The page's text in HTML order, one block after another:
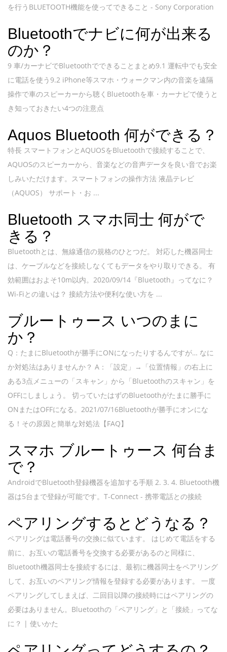
を行うBLUETOOTH機能を使ってできること - Sony Corporation
Bluetoothでナビに何が出来る
のか？
9 車/カーナビでBluetoothでできることまとめ9.1 運転中でも安全
に電話を使う9.2 iPhone等スマホ・ウォークマン内の音楽を遠隔
操作で車のスピーカーから聴くBluetoothを車・カーナビで使うと
き知っておきたい4つの注意点
Aquos Bluetooth 何ができる？
特長 スマートフォンとAQUOSをBluetoothで接続することで、
AQUOSのスピーカーから、音楽などの音声データを良い音でお楽
しみいただけます。スマートフォンの操作方法 液晶テレビ
（AQUOS） サポート・お ...
Bluetooth スマホ同士 何がで
きる？
Bluetoothとは、無線通信の規格のひとつだ。 対応した機器同士
は、ケーブルなどを接続しなくてもデータをやり取りできる。 有
効範囲はおよそ10m以内。2020/09/14『Bluetooth』ってなに？
Wi-Fiとの違いは？ 接続方法や便利な使い方を ...
ブルートゥース いつのまに
か？
Q：たまにBluetoothが勝手にONになったりするんですが… なに
か対処法はありませんか？ A：「設定」→「位置情報」の右上に
ある3点メニューの「スキャン」から「Bluetoothのスキャン」を
OFFにしましょう。 切っていたはずのBluetoothがたまに勝手に
ONまたはOFFになる。2021/07/16Bluetoothが勝手にオンにな
る！その原因と簡単な対処法【FAQ】
スマホ ブルートゥース 何台ま
で？
AndroidでBluetooth登録機器を追加する手順 2. 3. 4. Bluetooth機
器は5台まで登録が可能です。T-Connect - 携帯電話との接続
ペアリングするとどうなる？
ペアリングは電話番号の交換に似ています。 はじめて電話をする
前に、お互いの電話番号を交換する必要があるのと同様に、
Bluetooth機器同士を接続するには、最初に機器同士をペアリング
して、お互いのペアリング情報を登録する必要があります。 一度
ペアリングしてしまえば、二回目以降の接続時にはペアリングの
必要はありません。Bluetoothの「ペアリング」と「接続」ってな
に？ | 使いかた